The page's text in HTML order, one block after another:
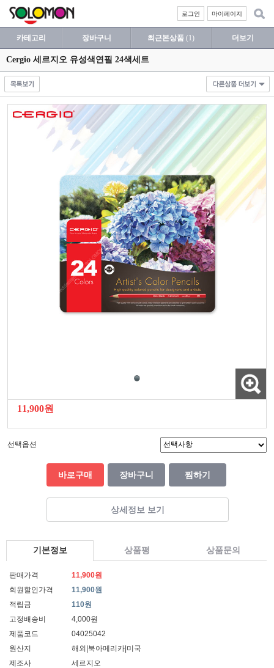
마이페이지
로그인
카테고리 장바구니 최근본상품 (1) 더보기
Cergio 세르지오 유성색연필 24색세트
11,900원
선택옵션
바로구매 장바구니 찜하기
상세정보 보기
기본정보 상품평 상품문의
판매가격
11,900원
회원할인가격
11,900원
적립금
110원
고정배송비
4,000원
제품코드
04025042
원산지
해외|북아메리카|미국
제조사
세르지오